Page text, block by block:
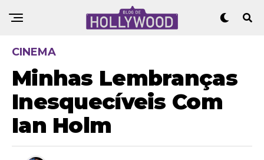
CINEMA
Minhas Lembranças
Inesquecíveis Com
Ian Holm